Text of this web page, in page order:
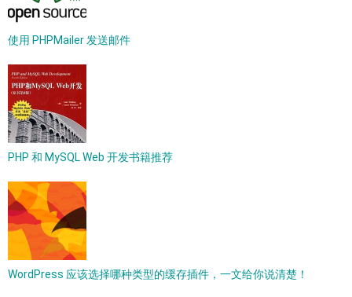
使用 PHPMailer 发送邮件
PHP 和 MySQL Web 开发书籍推荐
WordPress 应该选择哪种类型的缓存插件，一文给你说清楚！